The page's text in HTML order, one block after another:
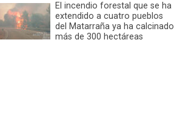
El incendio forestal que se ha
extendido a cuatro pueblos
del Matarraña ya ha calcinado
más de 300 hectáreas